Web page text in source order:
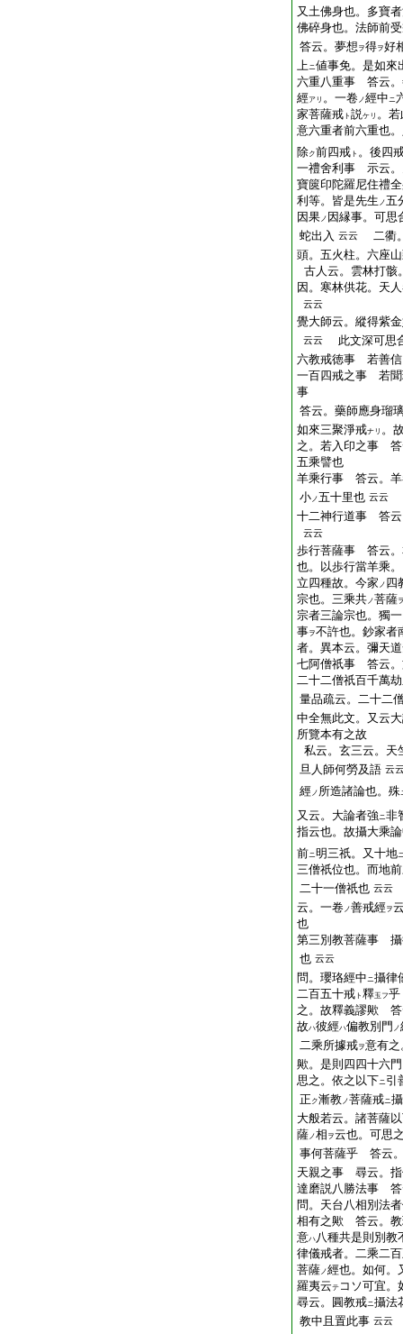
又土佛身也。多寶
佛碎身也。法師前
答云。夢想 ヲ得ヲ好
上ニ値事免。是如來
六重八重事 答云。
經アリ 。一卷ノ經中ニ
家菩薩戒 ト 説ケリ 。
意六重者前六重也
除ク前四戒 ト 。後四
一禮舍利事 示云。
寶篋印陀羅尼住禮
利等。皆是先生 ノ五
因果ノ 因縁事。可思
蛇出入 云云
二衢
頭。五火柱。六座
古人云。雲林打骸
因。寒林供花。天
云云
覺大師云。縱得紫
云云
此文深可思
六教戒徳事 若善信
一百四戒之事 若聞
事
答云。藥師應身瑠
如來三聚淨戒ナリ 。
之。若入印之事 答
五乘譬也
羊乘行事 答云。羊
小ノ五十里也 云云
十二神行道事 答云
云云
歩行菩薩事 答云。
也。以歩行當羊乘
立四種故。今家 ノ 四
宗也。三乘共ノ菩薩
宗者三論宗也。獨一
事ヲ不許也。鈔家者
者。異本云。彌天
七阿僧祇事 答云。
二十二僧祇百千萬
量品疏云。二十二
中全無此文。又云
所覽本有之故
私云。玄三云。天
旦人師何勞及語 云
經ノ 所造諸論也。殊
又云。大論者強ニ非
指云也。故攝大乘
前ニ明三祇。又十地
三僧祇位也。而地
二十一僧祇也 云云
云。一卷ノ善戒經ヲ
也
第三別教菩薩事 攝
也 云云
問。瓔珞經中ニ攝律
二百五十戒 ト 釋玉フ
之。故釋義謬歟 答
故ハ彼經ハ偏教別門 ノ
二乘所據戒ヲ意有之
歟。是則四四十六門
思之。依之以下ニ引
正 ク漸教ノ菩薩戒ニ攝
大般若云。諸菩薩
薩ノ相 ヲ云也。可思
事何菩薩乎 答云
天親之事 尋云。
達磨説八勝法事
問。天台八相別法
相有之歟 答云。教
意ハ八種共是則別教
律儀戒者。二乘二
菩薩ノ經也。如何。
羅夷云テ コソ可宜。
尋云。圓教戒ニ攝法
教中且置此事 云云